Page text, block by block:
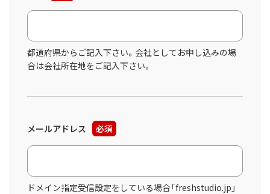
都道府県からご記入下さい。会社としてお申し込みの場
合は会社所在地をご記入下さい。
メールアドレス 必須
ドメイン指定受信設定をしている場合「freshstudio.jp」